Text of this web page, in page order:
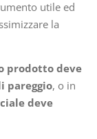
utile ed
la
prodotto deve
pareggio, o in
deve